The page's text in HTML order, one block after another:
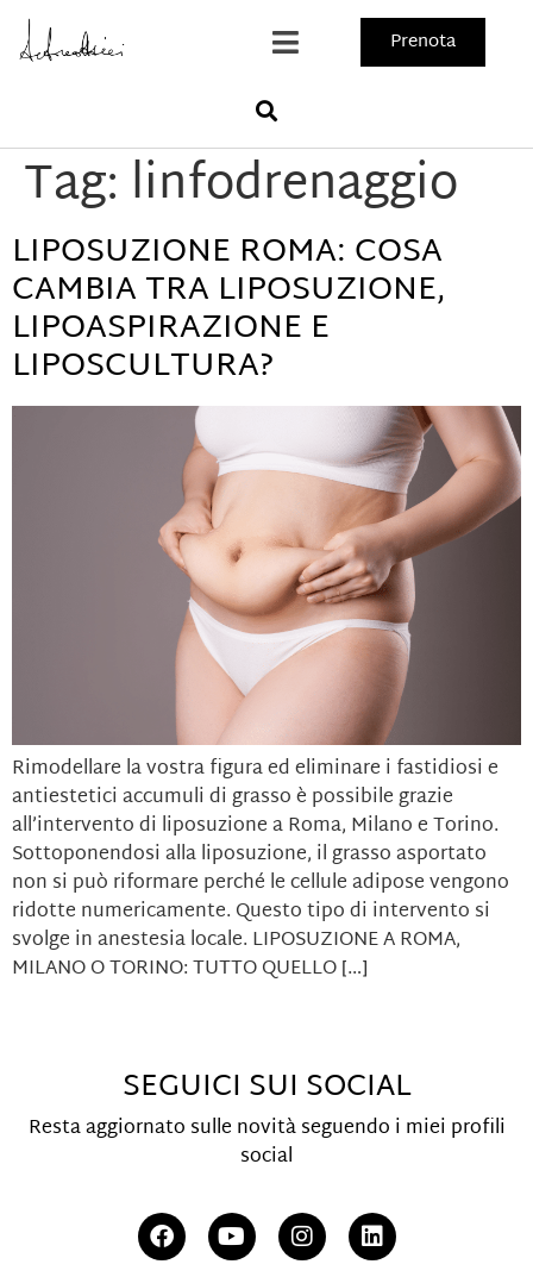
Prenota
Tag: linfodrenaggio
LIPOSUZIONE ROMA: COSA
CAMBIA TRA LIPOSUZIONE,
LIPOASPIRAZIONE E
LIPOSCULTURA?
Rimodellare la vostra figura ed eliminare i fastidiosi e
antiestetici accumuli di grasso è possibile grazie
all’intervento di liposuzione a Roma, Milano e Torino.
Sottoponendosi alla liposuzione, il grasso asportato
non si può riformare perché le cellule adipose vengono
ridotte numericamente. Questo tipo di intervento si
svolge in anestesia locale. LIPOSUZIONE A ROMA,
MILANO O TORINO: TUTTO QUELLO […]
SEGUICI SUI SOCIAL
Resta aggiornato sulle novità seguendo i miei profili
social